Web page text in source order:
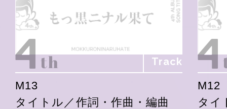
Track
M13
タイトル／作詞・作曲・編曲
M12
タイ